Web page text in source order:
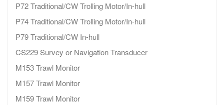
P72 Traditional/CW Trolling Motor/In-hull
P74 Traditional/CW Trolling Motor/In-hull
P79 Traditional/CW In-hull
CS229 Survey or Navigation Transducer
M153 Trawl Monitor
M157 Trawl Monitor
M159 Trawl Monitor